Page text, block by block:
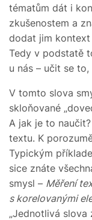
tématům dát i
zkušenostem a
dodat jim
Tedy v podstatě
u nás – učit se
V tomto slova
skloňované
A jak je to
textu. K
Typickým
sice znáte
smysl – Měření
s korelovanými
„Jednotlivá